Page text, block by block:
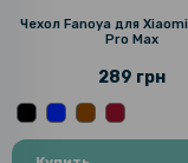
Чехол Fanoya для
Pro Max
289 грн